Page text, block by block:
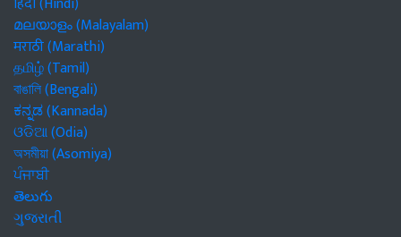
മലയാളം (Malayalam)
मराठी (Marathi)
தமிழ் (Tamil)
বাঙালি (Bengali)
ಕನ್ನಡ (Kannada)
ଓଡିଆ (Odia)
অসমীয়া (Asomiya)
ਪੰਜਾਬੀ
తెలుగు
ગુજરાતી